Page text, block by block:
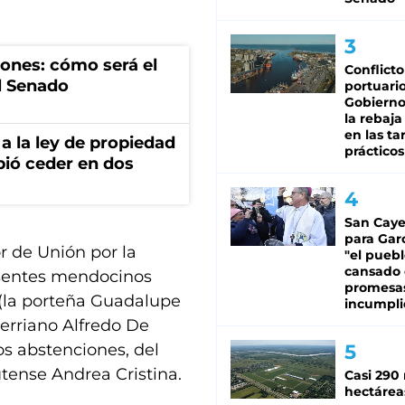
cómo será el
la ley de propiedad
ceder en dos
de Unión por la
mendocinos
porteña Guadalupe
Alfredo De
abstenciones, del
Andrea Cristina.
Conflicto
la rebaja
en las
prácticos
San
para
"el
cansado
Casi 290